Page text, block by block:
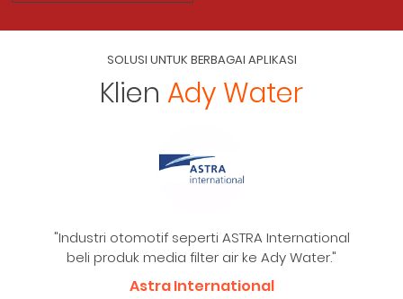
SOLUSI UNTUK BERBAGAI APLIKASI
Klien Ady Water
"Ady Water dipercaya INALUM (Indonesia
Asahan Aluminium) untuk produk media filter
airnya."